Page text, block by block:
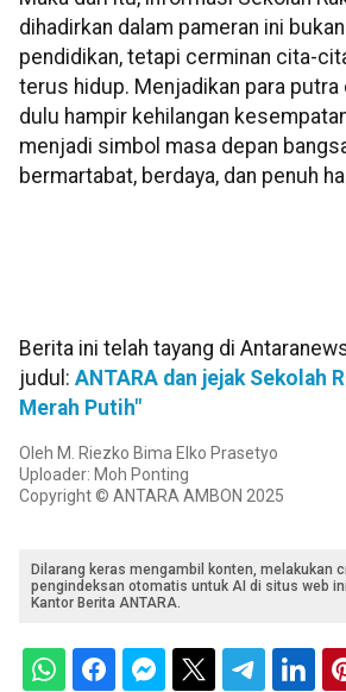
dihadirkan dalam pameran ini
pendidikan, tetapi cerminan cita-
terus hidup. Menjadikan para putra
dulu hampir kehilangan
menjadi simbol masa depan
bermartabat, berdaya, dan penuh
Berita ini telah tayang di
judul: ANTARA dan jejak Sekolah
Merah Putih"
Oleh M. Riezko Bima Elko Prasetyo
Uploader: Moh Ponting
Copyright © ANTARA AMBON 2025
Dilarang keras mengambil konten, melakukan
pengindeksan otomatis untuk AI di situs web
Kantor Berita ANTARA.